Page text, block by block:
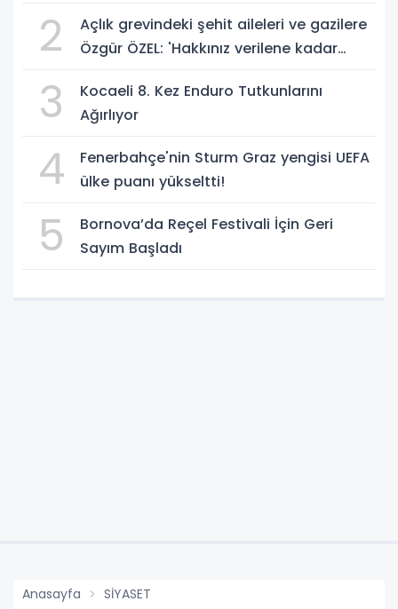
2
Açlık grevindeki şehit aileleri ve gazilere
Özgür ÖZEL: 'Hakkınız verilene kadar
3
Kocaeli 8. Kez Enduro Tutkunlarını
Ağırlıyor
4
Fenerbahçe'nin Sturm Graz yengisi UEFA
ülke puanı yükseltti!
5
Bornova’da Reçel Festivali İçin Geri
Sayım Başladı
Anasayfa SİYASET